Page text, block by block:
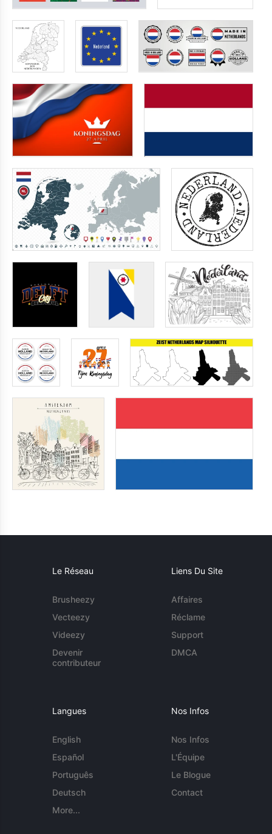
Le Réseau
Brusheezy
Vecteezy
Videezy
Devenir
contributeur
Liens Du Site
Affaires
Réclame
Support
DMCA
Langues
English
Español
Português
Deutsch
More...
Nos Infos
Nos Infos
L'Équipe
Le Blogue
Contact